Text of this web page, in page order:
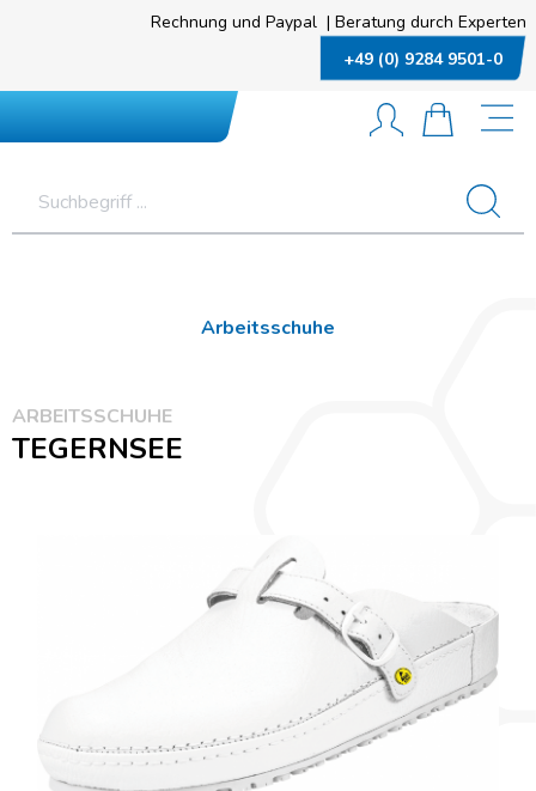
Rechnung und Paypal | Beratung durch Experten
+49 (0) 9284 9501-0
Arbeitsschuhe
ARBEITSSCHUHE
TEGERNSEE